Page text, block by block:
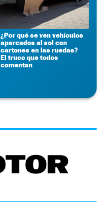
¿Por qué se ven vehículos
aparcados al sol con
cartones en las ruedas?
El truco que todos
comentan